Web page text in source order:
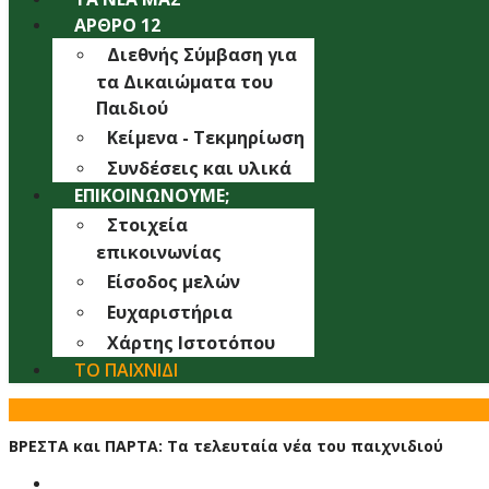
ΆΡΘΡΟ 12
Διεθνής Σύμβαση για
τα Δικαιώματα του
Παιδιού
Κείμενα - Τεκμηρίωση
Συνδέσεις και υλικά
ΕΠΙΚΟΙΝΩΝΟΎΜΕ;
Στοιχεία
επικοινωνίας
Είσοδος μελών
Ευχαριστήρια
Χάρτης Ιστοτόπου
ΤΟ ΠΑΙΧΝΊΔΙ
ΒΡΕΣΤΑ και ΠΑΡΤΑ: Τα τελευταία νέα του παιχνιδιού